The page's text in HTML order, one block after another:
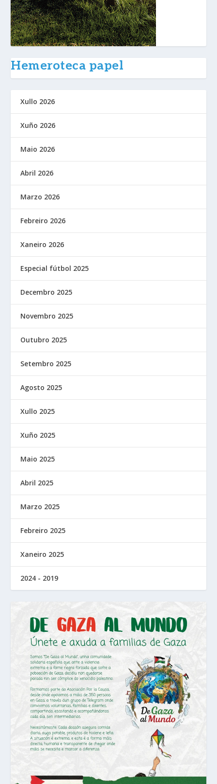
Hemeroteca papel
Xullo 2026
Xuño 2026
Maio 2026
Abril 2026
Marzo 2026
Febreiro 2026
Xaneiro 2026
Especial fútbol 2025
Decembro 2025
Novembro 2025
Outubro 2025
Setembro 2025
Agosto 2025
Xullo 2025
Xuño 2025
Maio 2025
Abril 2025
Marzo 2025
Febreiro 2025
Xaneiro 2025
2024 - 2019